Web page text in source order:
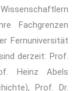
Fachgrenzen
Fernuniversität
derzeit: Prof.
Heinz Abels
Prof. Dr.